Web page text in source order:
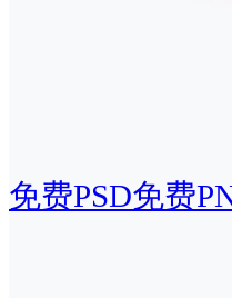
免费PSD免费